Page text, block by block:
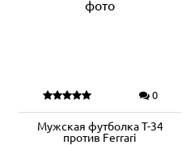
0
Мужская футболка T-34
против Ferrari